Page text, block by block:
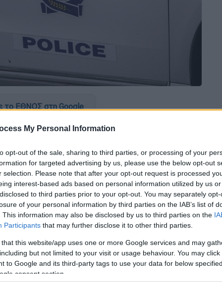
My Personal Information
opt-out of the sale, sharing to third parties, or processing of your
for targeted advertising by us, please use the below opt-out
selection. Please note that after your opt-out request is processed
interest-based ads based on personal information utilized by us
to third parties prior to your opt-out. You may separately
of your personal information by third parties on the IAB’s list of
This information may also be disclosed by us to third parties on the
Participants that may further disclose it to other third parties.
that this website/app uses one or more Google services and may
but not limited to your visit or usage behaviour. You may
to Google and its third-party tags to use your data for below
consent section.
το ΕΘΝΟΣ στη Google
και γιος στηΘεσσαλονίκη
στον
, σε βάρος των οποίων σχηματίσθηκε
περί όπλων και περί ναρκωτικών καθώς
εγκλήματος.
28 Σεπτεμβρίουαστυνομικοί, με τη
, εντόπισαν στην περιοχή του Ευόσμου,
ηρωίνης σε 37χρονο
και οι δύο.
κατασχέθηκαν: ποσότηταηρωίνηςβάρους
καικάνναβης, μία ηλεκτρονική
και το χρηματικό ποσό των 981